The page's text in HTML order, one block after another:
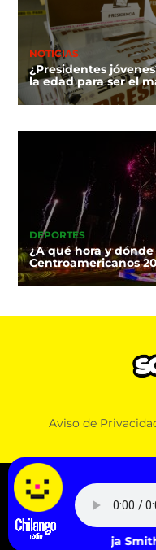
NOTICIAS
¿Presidentes
la edad para ser el
DEPORTES
¿A qué hora y
Centroamericanos
Aviso de
© 2026 SOPITAS.COM - MÚSICA,
MÁS!.
Jorja Smith -